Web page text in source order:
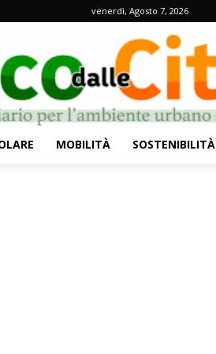
venerdì, Agosto 7, 2026
MOBILITÀ SOSTENIBILITÀ